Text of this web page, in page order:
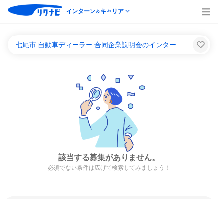
インターン＆キャリア
該当する募集がありません。
必須でない条件は広げて検索してみましょう！